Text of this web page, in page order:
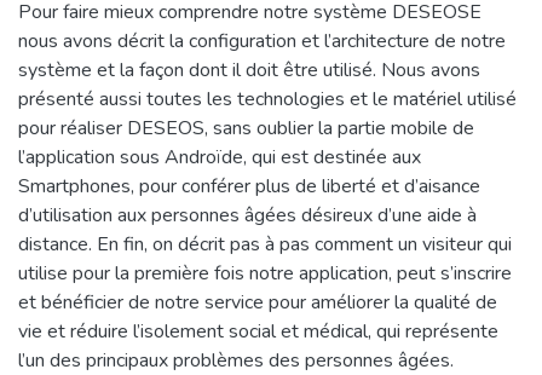
Pour faire mieux comprendre notre système DESEOSE
nous avons décrit la configuration et l’architecture de notre
système et la façon dont il doit être utilisé. Nous avons
présenté aussi toutes les technologies et le matériel utilisé
pour réaliser DESEOS, sans oublier la partie mobile de
l’application sous Androïde, qui est destinée aux
Smartphones, pour conférer plus de liberté et d’aisance
d’utilisation aux personnes âgées désireux d’une aide à
distance. En fin, on décrit pas à pas comment un visiteur qui
utilise pour la première fois notre application, peut s’inscrire
et bénéficier de notre service pour améliorer la qualité de
vie et réduire l’isolement social et médical, qui représente
l’un des principaux problèmes des personnes âgées.